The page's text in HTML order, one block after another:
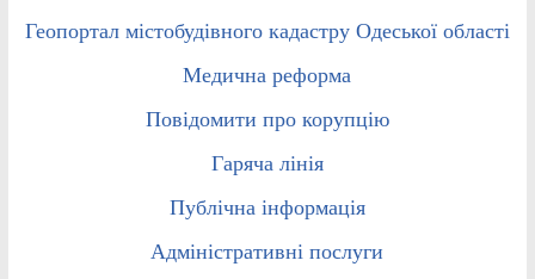
Геопортал містобудівного кадастру Одеської області
Медична реформа
Повідомити про корупцію
Гаряча лінія
Публічна інформація
Адміністративні послуги